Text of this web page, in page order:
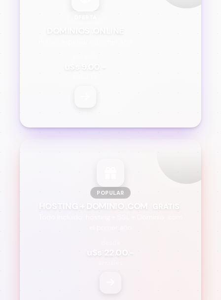
POPULAR
HOSTING + DOMINIO .COM GRATIS
u$s 22.00.-